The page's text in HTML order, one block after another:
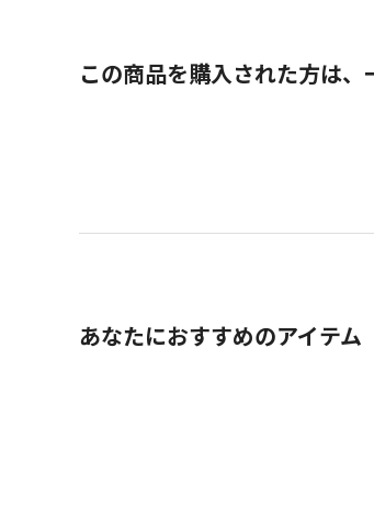
この商品を購入された方は、
あなたにおすすめのアイテム